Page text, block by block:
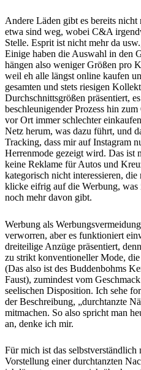
Andere Läden gibt es bereits
etwa sind weg, wobei C&A
Stelle. Esprit ist nicht mehr da
Einige haben die Auswahl in den
hängen also weniger Größen pro
weil eh alle längst online kaufen
gesamten und stets riesigen
Durchschnittsgrößen präsentiert,
beschleunigender Prozess hin
vor Ort immer schlechter
Netz herum, was dazu führt, und
Tracking, dass mir auf Instagram
Herrenmode gezeigt wird. Das ist
keine Reklame für Autos und
kategorisch nicht interessieren,
klicke eifrig auf die Werbung, was
noch mehr davon gibt.
Werbung als
verworren, aber es funktioniert
dreiteilige Anzüge präsentiert,
zu strikt konventioneller Mode,
(Das also ist des Buddenbohms
Faust), zumindest vom
seelischen Disposition. Ich sehe
der Beschreibung, „durchtanzte
mitmachen. So also spricht man
an, denke ich mir.
Für mich ist das
Vorstellung einer durchtanzten